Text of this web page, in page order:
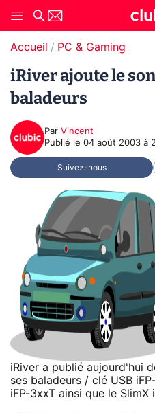
Accueil PC & Gaming
iRiver ajoute le son
baladeurs
Par Vincent
Publié le 04 août 2003 à
Suivez-nous
iRiver a publié aujourd'hui
ses baladeurs / clé USB
iFP-3xxT ainsi que le SlimX